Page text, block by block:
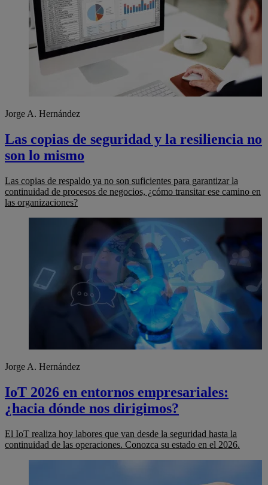
Jorge A. Hernández
Las copias de seguridad y la resiliencia no
son lo mismo
Las copias de respaldo ya no son suficientes para garantizar la
continuidad de procesos de negocios, ¿cómo transitar ese camino en
las organizaciones?
Jorge A. Hernández
IoT 2026 en entornos empresariales:
¿hacia dónde nos dirigimos?
El IoT realiza hoy labores que van desde la seguridad hasta la
continuidad de las operaciones. Conozca su estado en el 2026.